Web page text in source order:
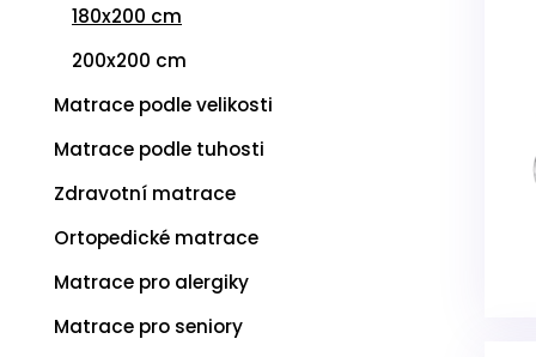
180x200 cm
200x200 cm
Matrace podle velikosti
Matrace podle tuhosti
Zdravotní matrace
Ortopedické matrace
Matrace pro alergiky
Matrace pro seniory